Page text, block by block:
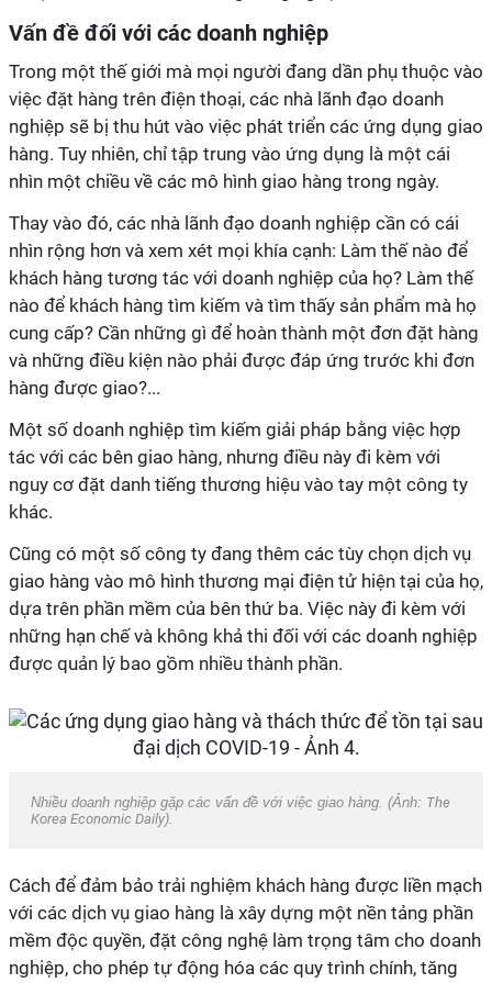
Vấn đề đối với các doanh nghiệp
Trong một thế giới mà mọi người đang dần phụ thuộc vào
việc đặt hàng trên điện thoại, các nhà lãnh đạo doanh
nghiệp sẽ bị thu hút vào việc phát triển các ứng dụng giao
hàng. Tuy nhiên, chỉ tập trung vào ứng dụng là một cái
nhìn một chiều về các mô hình giao hàng trong ngày.
Thay vào đó, các nhà lãnh đạo doanh nghiệp cần có cái
nhìn rộng hơn và xem xét mọi khía cạnh: Làm thế nào để
khách hàng tương tác với doanh nghiệp của họ? Làm thế
nào để khách hàng tìm kiếm và tìm thấy sản phẩm mà họ
cung cấp? Cần những gì để hoàn thành một đơn đặt hàng
và những điều kiện nào phải được đáp ứng trước khi đơn
hàng được giao?...
Một số doanh nghiệp tìm kiếm giải pháp bằng việc hợp
tác với các bên giao hàng, nhưng điều này đi kèm với
nguy cơ đặt danh tiếng thương hiệu vào tay một công ty
khác.
Cũng có một số công ty đang thêm các tùy chọn dịch vụ
giao hàng vào mô hình thương mại điện tử hiện tại của họ,
dựa trên phần mềm của bên thứ ba. Việc này đi kèm với
những hạn chế và không khả thi đối với các doanh nghiệp
được quản lý bao gồm nhiều thành phần.
Nhiều doanh nghiệp gặp các vấn đề với việc giao hàng. (Ảnh: The
Korea Economic Daily).
Cách để đảm bảo trải nghiệm khách hàng được liền mạch
với các dịch vụ giao hàng là xây dựng một nền tảng phần
mềm độc quyền, đặt công nghệ làm trọng tâm cho doanh
nghiệp, cho phép tự động hóa các quy trình chính, tăng